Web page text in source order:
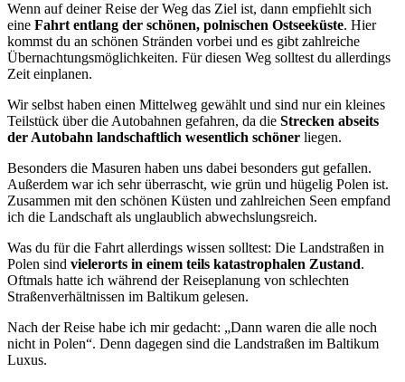
Wenn auf deiner Reise der Weg das Ziel ist, dann empfiehlt sich
eine Fahrt entlang der schönen, polnischen Ostseeküste. Hier
kommst du an schönen Stränden vorbei und es gibt zahlreiche
Übernachtungsmöglichkeiten. Für diesen Weg solltest du allerdings
Zeit einplanen.
Wir selbst haben einen Mittelweg gewählt und sind nur ein kleines
Teilstück über die Autobahnen gefahren, da die Strecken abseits
der Autobahn landschaftlich wesentlich schöner liegen.
Besonders die Masuren haben uns dabei besonders gut gefallen.
Außerdem war ich sehr überrascht, wie grün und hügelig Polen ist.
Zusammen mit den schönen Küsten und zahlreichen Seen empfand
ich die Landschaft als unglaublich abwechslungsreich.
Was du für die Fahrt allerdings wissen solltest: Die Landstraßen in
Polen sind vielerorts in einem teils katastrophalen Zustand.
Oftmals hatte ich während der Reiseplanung von schlechten
Straßenverhältnissen im Baltikum gelesen.
Nach der Reise habe ich mir gedacht: „Dann waren die alle noch
nicht in Polen“. Denn dagegen sind die Landstraßen im Baltikum
Luxus.